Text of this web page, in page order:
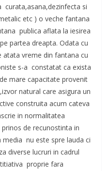
curata,asana,dezinfecta si
etc ) o veche fantana
publica aflata la iesirea
partea dreapta. Odata cu
vreme din fantana cu
s-a constatat ca exista
mare capacitate provenit
natural care asigura un
construita acum cateva
in normalitatea
de recunostinta in
media nu este spre lauda ci
diverse lucruri in cadrul
proprie fara